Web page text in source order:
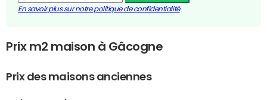
En savoir plus sur notre politique de confidentialité
Prix m2 maison à Gâcogne
Prix des maisons anciennes